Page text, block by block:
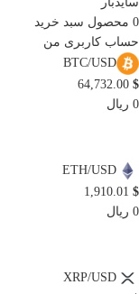
0 محصول سبد خرید
حساب کاربری من
BTC/USD
$
64,732.00
0 ریال
ETH/USD
$
1,910.01
0 ریال
XRP/USD